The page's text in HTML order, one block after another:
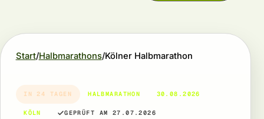
Start Halbmarathons Kölner Halbmarathon
IN 24 TAGEN HALBMARATHON 30.08.2026
KÖLN GEPRÜFT AM 27.07.2026